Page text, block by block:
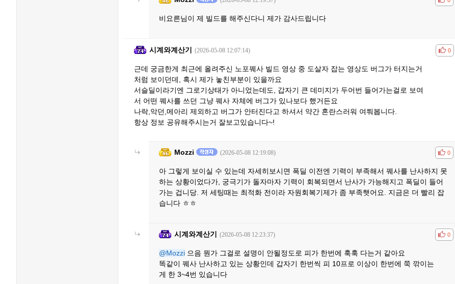
비요른님이 제 빌드를 해주신다니 제가 감사드립니다
시계와계산기 (2026-05-08 12:07:14) 비공감
0
근데 궁금한게 최근에 올려주신 노포꿰사 빌드 영상 중 도살자 잡는 영상도 버그가 터지는거
처럼 보이던데, 혹시 제가 놓친부분이 있을까요
서슬딜이라기엔 그로기상태가 아니었는데도, 갑자기 큰 데미지가 두어번 들어가는걸로 보여
서 어떤 꿰사를 쓰던 그냥 꿰사 자체에 버그가 있나보다 했거든요
나락,악던,메아리 제외하고 버그가 안터진다고 하셔서 약간 혼란스러워 여쭤봅니다.
항상 정보 공유해주시는거 잘보고있습니다~!
Mozzi (2026-05-08 12:19:08) 비공감
0
아 그렇게 보이실 수 있는데 자세히보시면 폭딜 이전엔 기력이 부족해서 꿰사를 난사하지 못
하는 상황이었다가, 궁극기가 돌자마자 기력이 회복되면서 난사가 가능해지고 폭딜이 들어
가는 겁니당. 저 세팅때는 최적화 전이라 자원회복기제가 좀 부족햇어요. 지금은 더 빨리 잡
습니다 ㅎㅎ
시계와계산기 (2026-05-08 12:23:37) 비공감
0
@Mozzi 으음 뭔가 그걸로 설명이 안될정도로 피가 한번에 훅훅 다는거 같아요
똑같이 꿰사 난사하고 있는 상황인데 갑자기 한번씩 피 10프로 이상이 한번에 쭉 깎이는
게 한 3~4번 있습니다